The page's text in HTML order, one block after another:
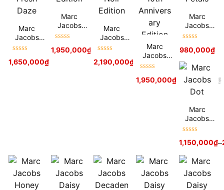
Marc
Jacobs
Daisy Eau
Daze
hạng5sao
1,650,000₫
Marc
Jacobs
Daisy Pop
hạng5sao 2,250,000
1,950,000₫
Marc
Jacobs
Decadenc
Noir
hạng5sao ₫
2,190,000₫
Marc
Jacobs
Daisy
Anniversar
hạng5sao 2,450,000 ₫
1,950,000₫
Marc
Jacobs
Daisy
Petals
hạng5sao
980,000₫
Marc
Jacobs
Dot
hạng5sao
1,150,000₫–